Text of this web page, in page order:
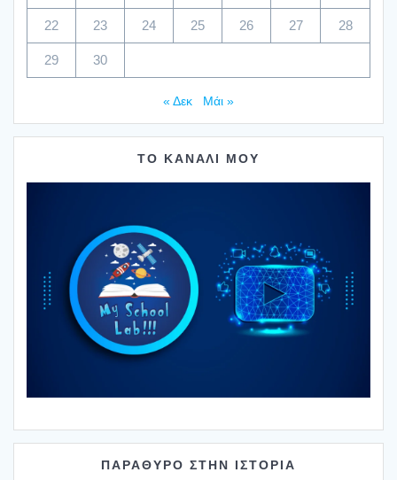
22 23 24 25 26 27 28
29 30
« Δεκ Μάι »
ΤΟ ΚΑΝΑΛΙ ΜΟΥ
ΠΑΡΑΘΥΡΟ ΣΤΗΝ ΙΣΤΟΡΙΑ